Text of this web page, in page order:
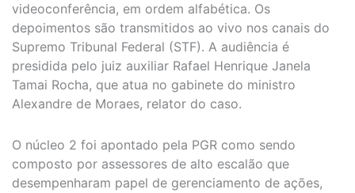
videoconferência, em ordem alfabética. Os
depoimentos são transmitidos ao vivo nos canais do
Supremo Tribunal Federal (STF). A audiência é
presidida pelo juiz auxiliar Rafael Henrique Janela
Tamai Rocha, que atua no gabinete do ministro
Alexandre de Moraes, relator do caso.
O núcleo 2 foi apontado pela PGR como sendo
composto por assessores de alto escalão que
desempenharam papel de gerenciamento de ações,